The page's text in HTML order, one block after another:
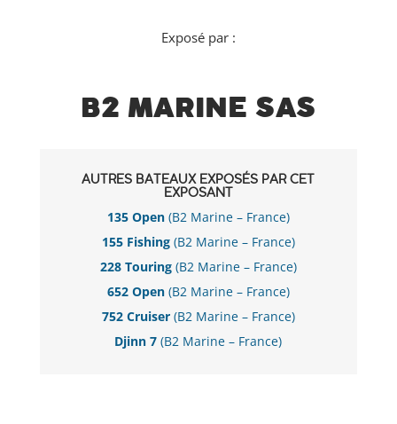
Exposé par :
B2 MARINE SAS
AUTRES BATEAUX EXPOSÉS PAR CET
EXPOSANT
135 Open(B2 Marine – France)
155 Fishing(B2 Marine – France)
228 Touring(B2 Marine – France)
652 Open(B2 Marine – France)
752 Cruiser(B2 Marine – France)
Djinn 7 (B2 Marine – France)